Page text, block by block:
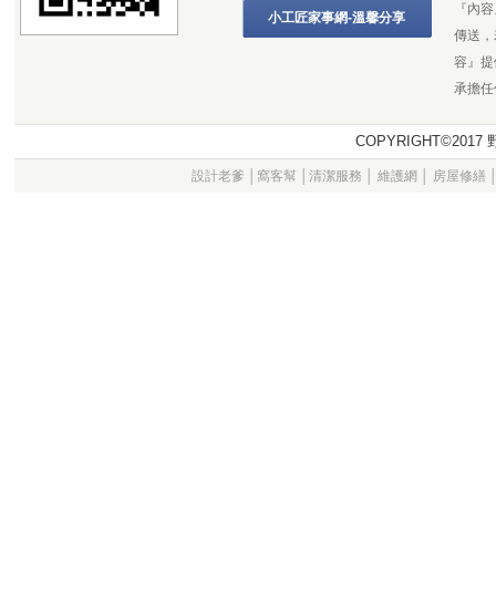
小工匠家事網-溫馨分享
『內
傳送
容』
承擔
設計老爹 窩客幫 清潔服務 維護網 房屋修繕